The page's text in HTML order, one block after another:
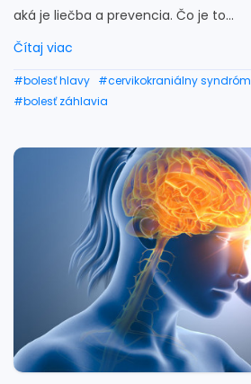
aká je liečba a prevencia. Čo je to...
Čítaj viac
#bolesť hlavy #cervikokraniálny syndróm
#bolesť záhlavia